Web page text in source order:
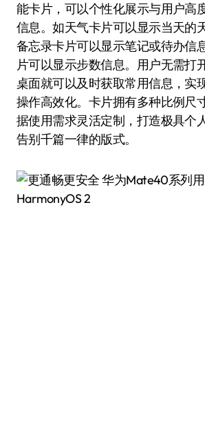
能卡片，可以个性化展示与用户高
信息。如天气卡片可以显示当天的
备忘录卡片可以显示笔记或待办信
片可以显示步数信息。用户无需打
桌面就可以及时获取常用信息，实
操作高效化。卡片拥有多种比例尺
据使用需求灵活定制，打造极具个
告别千篇一律的版式。